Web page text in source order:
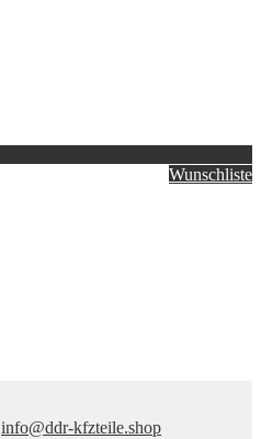
Wunschliste
info@ddr-kfzteile.shop